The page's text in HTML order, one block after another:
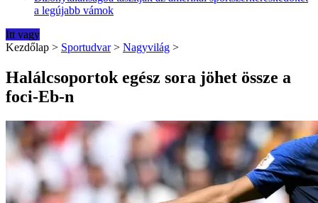
a legújabb vámok
Itt vagy
Kezdőlap > Sportudvar > Nagyvilág >
Halálcsoportok egész sora jöhet össze a
foci-Eb-n